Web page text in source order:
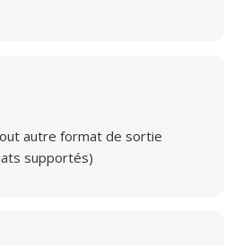
autre format de sortie
supportés)